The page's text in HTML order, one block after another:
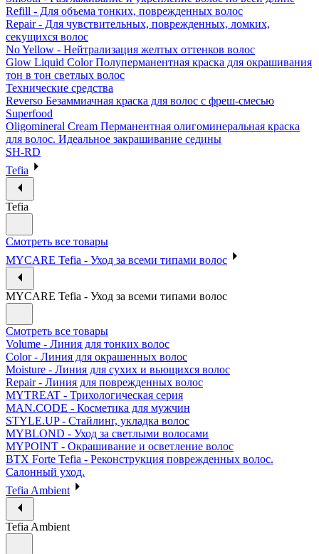
Refill - Для объема тонких, поврежденных волос
Repair - Для чувствительных, поврежденных, ломких,
секущихся волос
No Yellow - Нейтрализация желтых оттенков волос
Glow Liquid Color Полуперманентная краска для окрашивания
тон в тон светлых волос
Технические средства
Reverso Безаммиачная краска для волос с фреш-смесью
Superfood
Oligomineral Cream Перманентная олигоминеральная краска
для волос. Идеальное закрашивание седины
SH-RD
Tefia
Tefia
Смотреть все товары
MYCARE Tefia - Уход за всеми типами волос
MYCARE Tefia - Уход за всеми типами волос
Смотреть все товары
Volume - Линия для тонких волос
Color - Линия для окрашенных волос
Moisture - Линия для сухих и вьющихся волос
Repair - Линия для поврежденных волос
MYTREAT - Трихологическая серия
MAN.CODE - Косметика для мужчин
STYLE.UP - Стайлинг, укладка волос
MYBLOND - Уход за светлыми волосами
MYPOINT - Окрашивание и осветление волос
BTX Forte Tefia - Реконструкция поврежденных волос.
Салонный уход.
Tefia Ambient
Tefia Ambient